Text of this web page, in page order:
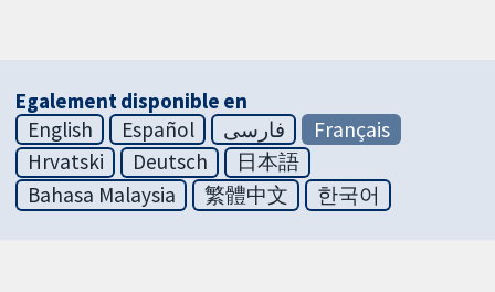
Egalement disponible en
English
Español فارسی
Français
Hrvatski
Deutsch
日本語
Bahasa Malaysia
繁體中文 한국어